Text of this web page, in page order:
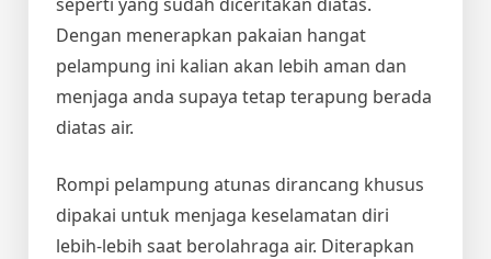
Dengan menerapkan pakaian hangat
pelampung ini kalian akan lebih aman dan
menjaga anda supaya tetap terapung berada
diatas air.
Rompi pelampung atunas dirancang khusus
dipakai untuk menjaga keselamatan diri
lebih-lebih saat berolahraga air. Diterapkan